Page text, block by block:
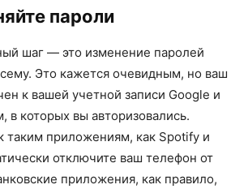
пароли
шаг — это изменение паролей
Это кажется очевидным, но ваш
к вашей учетной записи Google и
в которых вы авторизовались.
таким приложениям, как Spotify и
отключите ваш телефон от
приложения, как правило,